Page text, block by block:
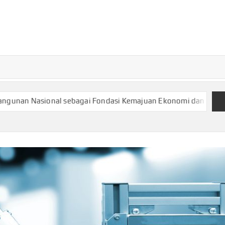
sebagai Fondasi Kemajuan Ekonomi dan Kesejahteraan